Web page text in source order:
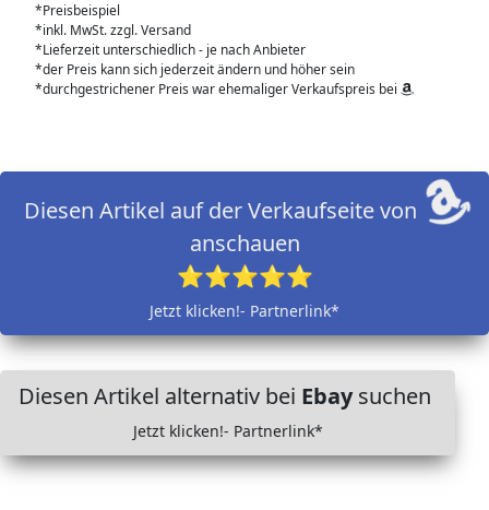
*Preisbeispiel
*inkl. MwSt. zzgl. Versand
*Lieferzeit unterschiedlich - je nach Anbieter
*der Preis kann sich jederzeit ändern und höher sein
*durchgestrichener Preis war ehemaliger Verkaufspreis bei
Diesen Artikel auf der Verkaufseite von
anschauen
⭐⭐⭐⭐⭐
Jetzt klicken!- Partnerlink*
Diesen Artikel alternativ bei Ebaysuchen
Jetzt klicken!- Partnerlink*